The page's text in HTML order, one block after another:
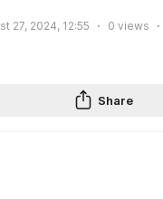
27, 2024, 12:55 0 views
Share